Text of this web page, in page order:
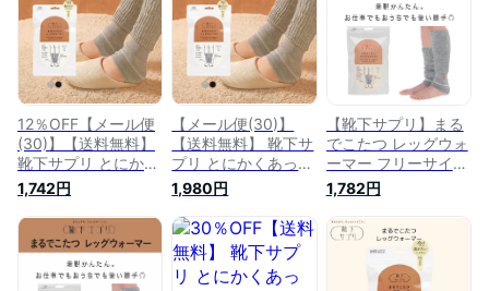
12％OFF【メール便
(30)】【送料無料】
靴下サプリ とにかく
あったかい まるでこ
たつレッグウォーマ
ー レディース メン
ズ 冷え対策 発熱
ADIEU 全2色
1,742円
【メール便(30)】
【送料無料】 靴下サ
プリ とにかくあった
かい まるでこたつレ
ッグウォーマー レデ
ィース メンズ 冷え
対策 発熱 冷え取り
靴下 あったかグッズ
冷房対策 ギフト プ
1,980円
【靴下サプリ】まる
でこたつ レッグウォ
ーマー フリーサイズ
全4色 冷え対策 レデ
ィース 岡本
1,782円